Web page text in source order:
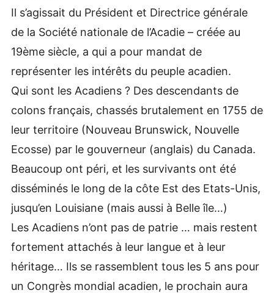
Il s’agissait du Président et Directrice générale
de la Société nationale de l’Acadie – créée au
19ème siècle, a qui a pour mandat de
représenter les intérêts du peuple acadien.
Qui sont les Acadiens ? Des descendants de
colons français, chassés brutalement en 1755 de
leur territoire (Nouveau Brunswick, Nouvelle
Ecosse) par le gouverneur (anglais) du Canada.
Beaucoup ont péri, et les survivants ont été
disséminés le long de la côte Est des Etats-Unis,
jusqu’en Louisiane (mais aussi à Belle île…)
Les Acadiens n’ont pas de patrie … mais restent
fortement attachés à leur langue et à leur
héritage… Ils se rassemblent tous les 5 ans pour
un Congrès mondial acadien, le prochain aura